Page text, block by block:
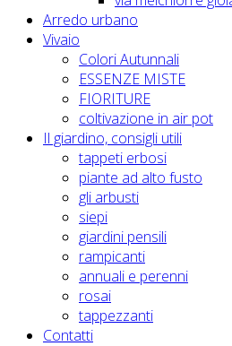
Arredo urbano
Vivaio
Colori Autunnali
ESSENZE MISTE
FIORITURE
coltivazione in air pot
Il giardino, consigli utili
tappeti erbosi
piante ad alto fusto
gli arbusti
siepi
giardini pensili
rampicanti
annuali e perenni
rosai
tappezzanti
Contatti